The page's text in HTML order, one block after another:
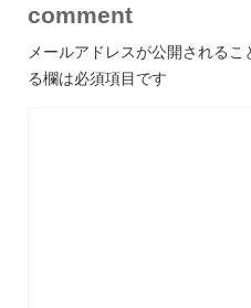
comment
メールアドレスが公開されるこ
る欄は必須項目です